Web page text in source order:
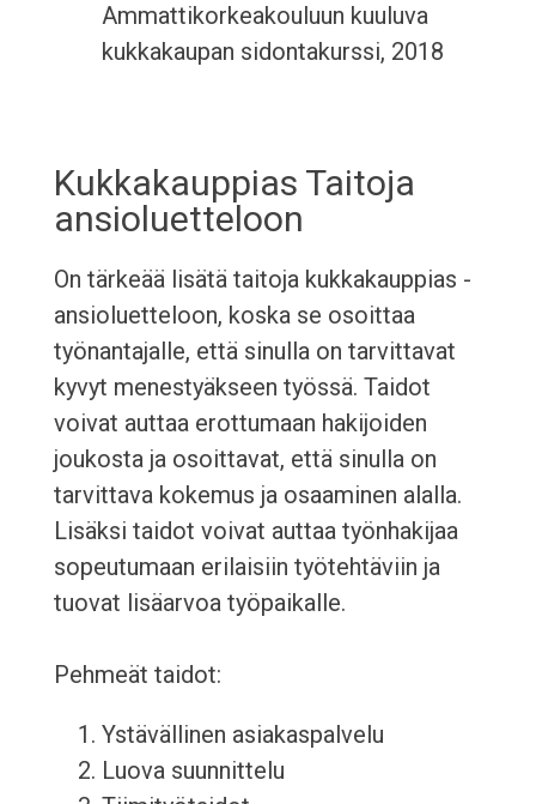
Ammattikorkeakouluun kuuluva
kukkakaupan sidontakurssi, 2018
Kukkakauppias Taitoja
ansioluetteloon
On tärkeää lisätä taitoja kukkakauppias -
ansioluetteloon, koska se osoittaa
työnantajalle, että sinulla on tarvittavat
kyvyt menestyäkseen työssä. Taidot
voivat auttaa erottumaan hakijoiden
joukosta ja osoittavat, että sinulla on
tarvittava kokemus ja osaaminen alalla.
Lisäksi taidot voivat auttaa työnhakijaa
sopeutumaan erilaisiin työtehtäviin ja
tuovat lisäarvoa työpaikalle.
Pehmeät taidot:
Ystävällinen asiakaspalvelu
Luova suunnittelu